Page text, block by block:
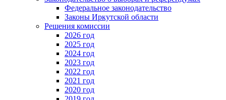
Федеральное законодательство
Законы Иркутской области
Решения комиссии
2026 год
2025 год
2024 год
2023 год
2022 год
2021 год
2020 год